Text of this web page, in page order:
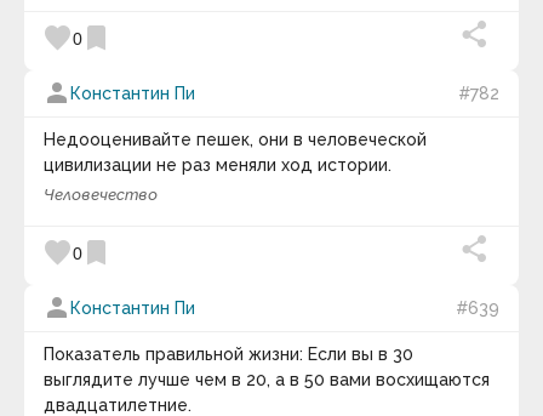
Астольф де Кюстин
Аугусту Кури
Бакминстер Фуллер
Бауржан Тойшибеков
Беар Гриллс
Беляев Игорь Александрович
Бенджамин Дизраэли
Бенджамин Франклин
Бенедикт Спиноза
Бернард Мандевиль
Бертран Рассел
Бил Кин
Билл Гейтс
favorite0 bookmark
person Константин Пи #782
Недооценивайте пешек, они в человеческой
цивилизации не раз меняли ход истории.
Человечество
favorite0 bookmark
person Константин Пи #639
Показатель правильной жизни: Если вы в 30
выглядите лучше чем в 20, а в 50 вами восхищаются
двадцатилетние.